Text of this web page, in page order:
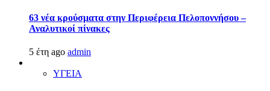
63 νέα κρούσματα στην Περιφέρεια Πελοποννήσου –
Αναλυτικοί πίνακες
5 έτη ago admin
ΥΓΕΙΑ